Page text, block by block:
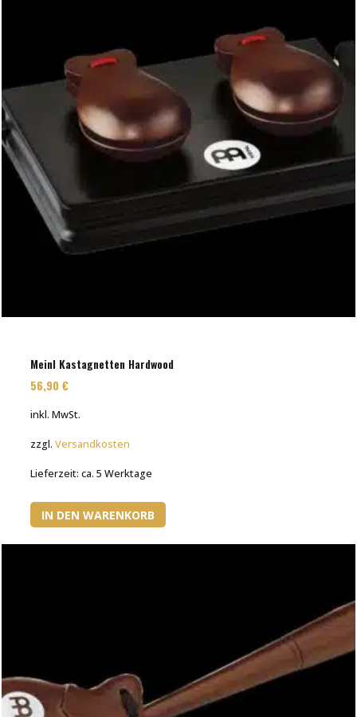
Meinl Kastagnetten Hardwood
56,90€
inkl. MwSt.
zzgl.Versandkosten
Lieferzeit:ca. 5 Werktage
IN DEN WARENKORB